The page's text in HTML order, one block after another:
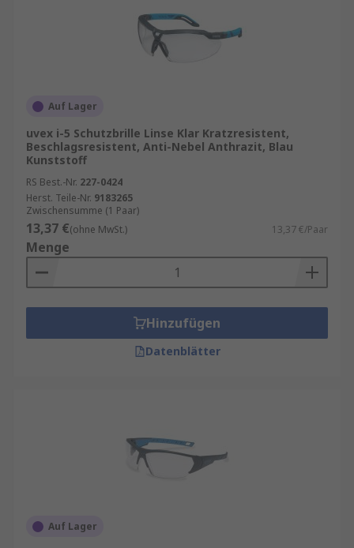
Auf Lager
uvex i-5 Schutzbrille Linse Klar Kratzresistent,
Beschlagsresistent, Anti-Nebel Anthrazit, Blau
Kunststoff
RS Best.-Nr. 227-0424
Herst. Teile-Nr. 9183265
Zwischensumme (1 Paar)
13,37 €(ohne MwSt.) 13,37 €/Paar
Menge
Hinzufügen
Datenblätter
Auf Lager